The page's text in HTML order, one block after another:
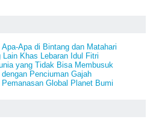
Apa di Bintang dan Matahari
Khas Lebaran Idul Fitri
yang Tidak Bisa Membusuk
Penciuman Gajah
Global Planet Bumi